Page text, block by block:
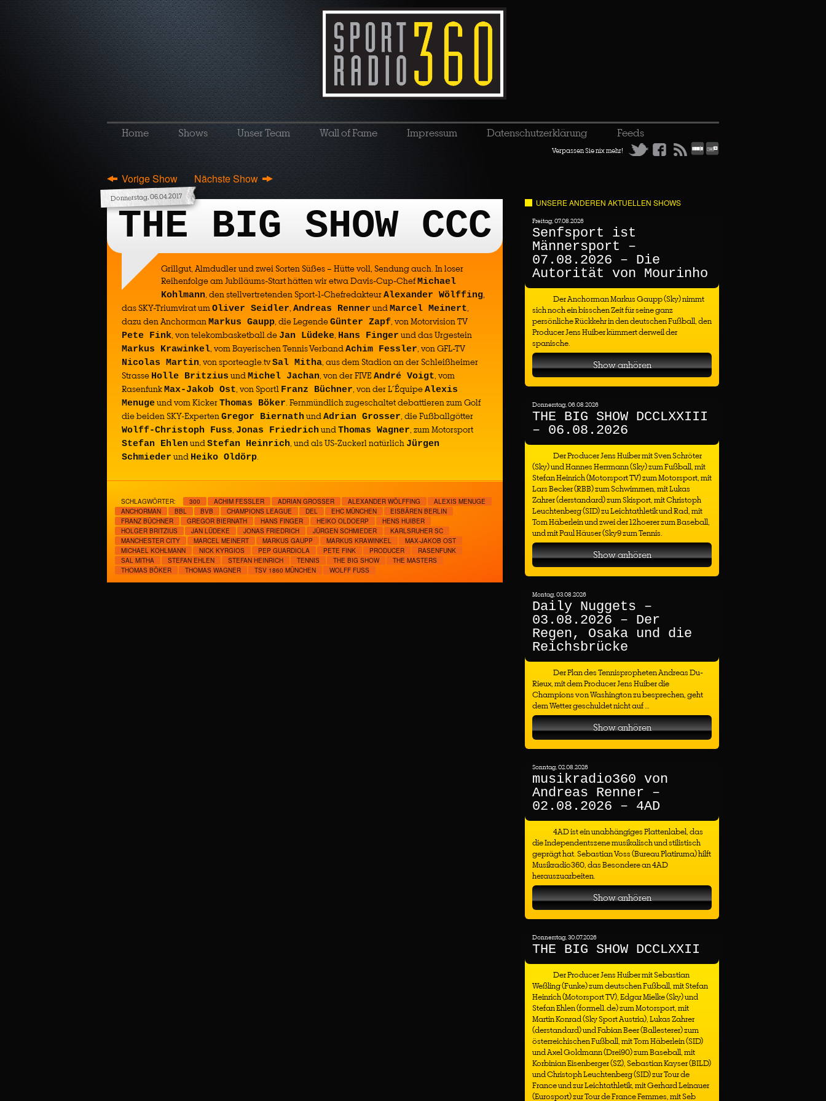
Home Shows Unser Team Wall of Fame Impressum Datenschutzerklärung Feeds
Verpassen Sie nix mehr!
Vorige Show Nächste Show
Donnerstag, 06.04.2017
THE BIG SHOW CCC
Grillgut, Almdudler und zwei Sorten Süßes – Hütte voll, Sendung auch. In loser
Reihenfolge am Jubiläums-Start hätten wir etwa Davis-Cup-ChefMichael
Kohlmann, den stellvertretenden Sport-1-ChefredakteurAlexander Wölffing,
das SKY-Triumvirat umOliver Seidler, Andreas Renner undMarcel Meinert,
dazu den AnchormanMarkus Gaupp, die LegendeGünter Zapf, von Motorvision TV
Pete Fink, von telekombasketball.deJan Lüdeke, Hans Finger und das Urgestein
Markus Krawinkel, vom Bayerischen Tennis VerbandAchim Fessler, von GFL-TV
Nicolas Martin, von sporteagle.tvSal Mitha, aus dem Stadion an der Schleißheimer
Strasse Holle Britzius undMichel Jachan, von der FIVE André Voigt, vom
RasenfunkMax-Jakob Ost, von Sport1 Franz Büchner, von der L´ÉquipeAlexis
Menugeund vom KickerThomas Böker. Fernmündlich zugeschaltet debattieren zum Golf
die beiden SKY-ExpertenGregor Biernath undAdrian Grosser, die Fußballgötter
Wolff-Christoph Fuss, Jonas Friedrich undThomas Wagner, zum Motorsport
Stefan Ehlen undStefan Heinrich, und als US-Zuckerl natürlichJürgen
Schmieder und Heiko Oldörp.
SCHLAGWÖRTER: 300 ACHIM FESSLER ADRIAN GROSSER ALEXANDER WÖLFFING
ALEXIS MENUGE
ANCHORMAN
BBL BVB CHAMPIONS LEAGUE DEL EHC MÜNCHEN
EISBÄREN BERLIN
FRANZ BÜCHNER
GREGOR BIERNATH HANS FINGER HEIKO OLDOERP
HENS HUIBER
HOLGER BRITZIUS
JAN LÜDEKE JONAS FRIEDRICH JÜRGEN SCHMIEDER
KARLSRUHER SC
MANCHESTER CITY
MARCEL MEINERT MARKUS GAUPP MARKUS KRAWINKEL
MAX-JAKOB OST
MICHAEL KOHLMANN
NICK KYRGIOS PEP GUARDIOLA PETE FINK PRODUCER
RASENFUNK
SAL MITHA
STEFAN EHLEN STEFAN HEINRICH TENNIS THE BIG SHOW
THE MASTERS
THOMAS BÖKER
THOMAS WAGNER TSV 1860 MÜNCHEN WOLFF FUSS
UNSERE ANDEREN AKTUELLEN SHOWS
Freitag, 07.08.2026
Senfsport ist
Männersport –
07.08.2026 – Die
Autorität von Mourinho
Der Anchorman Markus Gaupp (Sky) nimmt
sich noch ein bisschen Zeit für seine ganz
persönliche Rückkehr in den deutschen Fußball, den
Producer Jens Huiber kümmert derweil der
spanische.
Show anhören
Donnerstag, 06.08.2026
THE BIG SHOW DCCLXXIII
– 06.08.2026
Der Producer Jens Huiber mit Sven Schröter
(Sky) und Hannes Herrmann (Sky) zum Fußball, mit
Stefan Heinrich (Motorsport TV) zum Motorsport, mit
Lars Becker (RBB) zum Schwimmen, mit Lukas
Zahrer (derstandard) zum Skisport, mit Christoph
Leuchtenberg (SID) zu Leichtathletik und Rad, mit
Tom Häberlein und zwei der 12hoerer zum Baseball,
und mit Paul Häuser (Sky9 zum Tennis.
Show anhören
Montag, 03.08.2026
Daily Nuggets –
03.08.2026 – Der
Regen, Osaka und die
Reichsbrücke
Der Plan des Tennispropheten Andreas Du-
Rieux, mit dem Producer Jens Huiber die
Champions von Washington zu besprechen, geht
dem Wetter geschuldet nicht auf …
Show anhören
Sonntag, 02.08.2026
musikradio360 von
Andreas Renner –
02.08.2026 – 4AD
4AD ist ein unabhängiges Plattenlabel, das
die Independentszene musikalisch und stilistisch
geprägt hat. Sebastian Voss (Bureau Platiruma) hilft
Musikradio360, das Besondere an 4AD
herauszuarbeiten.
Show anhören
Donnerstag, 30.07.2026
THE BIG SHOW DCCLXXII
Der Producer Jens Huiber mit Sebastian
Weßling (Funke) zum deutschen Fußball, mit Stefan
Heinrich (Motorsport TV), Edgar Mielke (Sky) und
Stefan Ehlen (formel1.de) zum Motorsport, mit
Martin Konrad (Sky Sport Austria), Lukas Zahrer
(derstandard) und Fabian Beer (Ballesterer) zum
österreichischen Fußball, mit Tom Häberlein (SID)
und Axel Goldmann (Drei90) zum Baseball, mit
Korbinian Eisenberger (SZ), Sebastian Kayser (BILD)
und Christoph Leuchtenberg (SID) zur Tour de
France und zur Leichtathletik, mit Gerhard Leinauer
(Eurosport) zur Tour de France Femmes, mit Seb